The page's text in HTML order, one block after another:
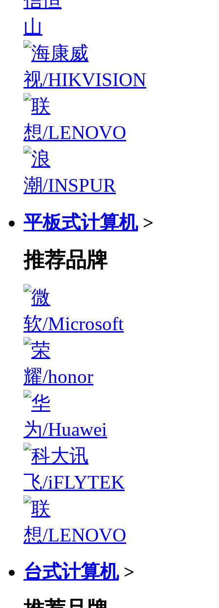
平板式计算机 >
推荐品牌
台式计算机 >